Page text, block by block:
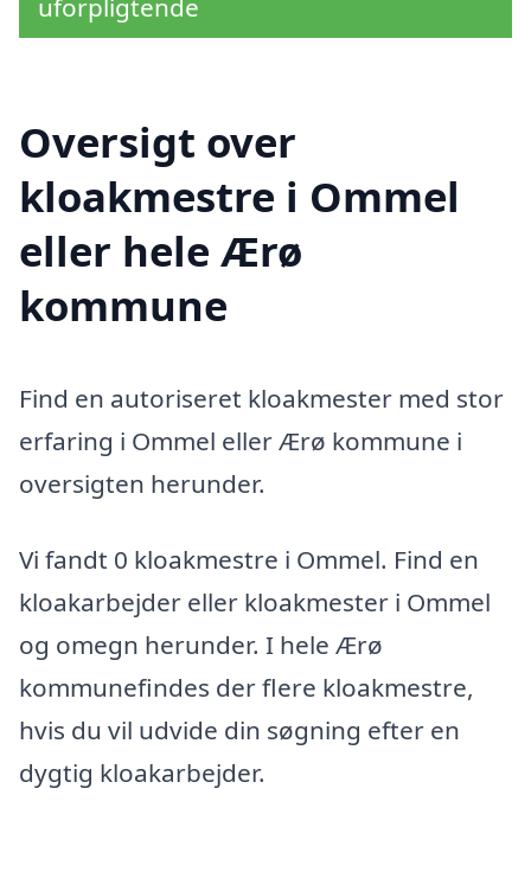
uforpligtende
Oversigt over
kloakmestre i Ommel
eller hele Ærø
kommune
Find en autoriseret kloakmester med stor
erfaring i Ommel eller Ærø kommune i
oversigten herunder.
Vi fandt 0 kloakmestre i Ommel. Find en
kloakarbejder eller kloakmester i Ommel
og omegn herunder. I hele Ærø
kommunefindes der flere kloakmestre,
hvis du vil udvide din søgning efter en
dygtig kloakarbejder.